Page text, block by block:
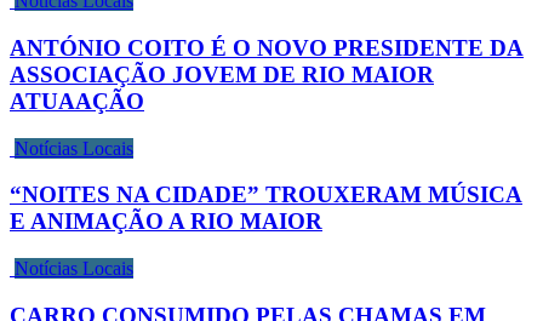
ANTÓNIO COITO É O NOVO PRESIDENTE DA
ASSOCIAÇÃO JOVEM DE RIO MAIOR
ATUAAÇÃO
Notícias Locais
“NOITES NA CIDADE” TROUXERAM MÚSICA
E ANIMAÇÃO A RIO MAIOR
Notícias Locais
CARRO CONSUMIDO PELAS CHAMAS EM